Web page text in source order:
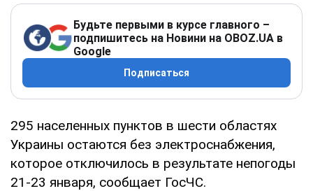
Будьте первыми в курсе главного –
подпишитесь на Новини на OBOZ.UA в
Google
Подписаться
295 населенных пунктов в шести областях
Украины остаются без электроснабжения,
которое отключилось в результате непогоды
21-23 января, сообщает ГосЧС.